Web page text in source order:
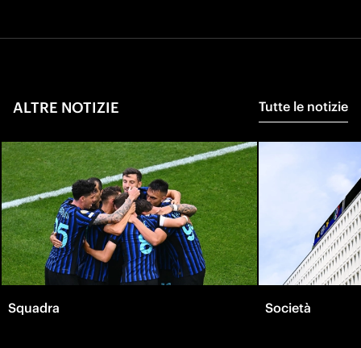
ALTRE NOTIZIE Tutte le notizie
Squadra Società